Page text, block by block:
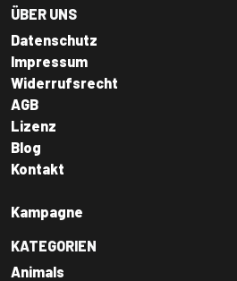
ÜBER UNS
Datenschutz
Impressum
Widerrufsrecht
AGB
Lizenz
Blog
Kontakt
Kampagne
KATEGORIEN
Animals